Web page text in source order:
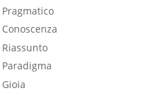
Pragmatico
Conoscenza
Riassunto
Paradigma
Gioia